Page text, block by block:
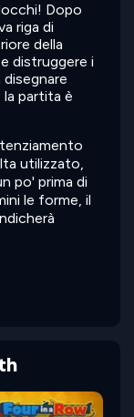
Dopo
riga di
della
distruggere i
partita è
utilizzato,
po' prima di
le forme, il